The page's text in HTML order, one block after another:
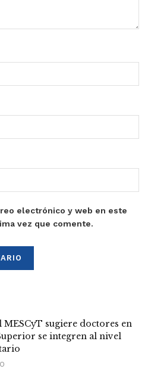
electrónico y web en este
vez que comente.
sugiere doctores en
se integren al nivel